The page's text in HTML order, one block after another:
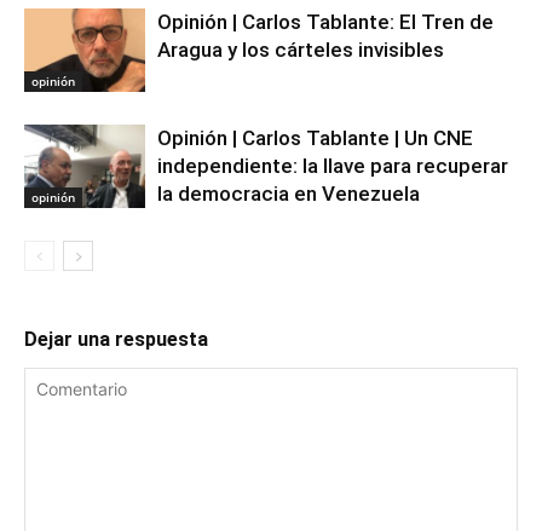
opinión
Opinión | Carlos Tablante: El Tren de
Aragua y los cárteles invisibles
opinión
Opinión | Carlos Tablante | Un CNE
independiente: la llave para recuperar
la democracia en Venezuela
Dejar una respuesta